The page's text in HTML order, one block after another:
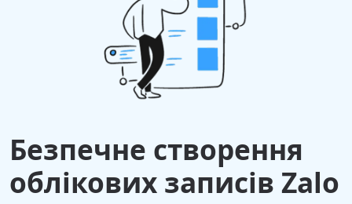
Безпечне створення
облікових записів Zalo